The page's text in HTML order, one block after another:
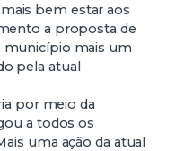
bem estar aos
a proposta de
município mais um
pela atual
por meio da
a todos os
uma ação da atual